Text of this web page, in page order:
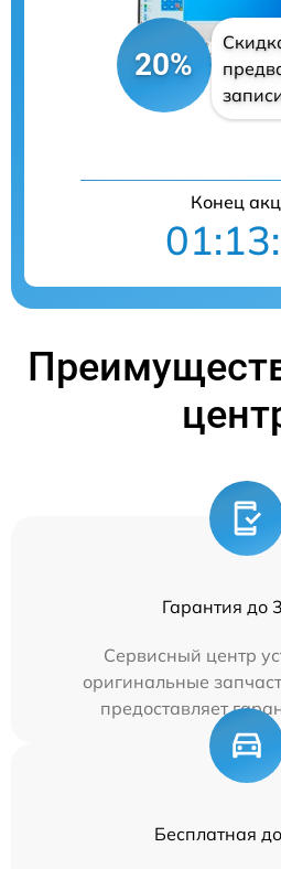
20%
Конец
Гарантия до
Сервисный центр
оригинальные
предоставляет
Бесплатная